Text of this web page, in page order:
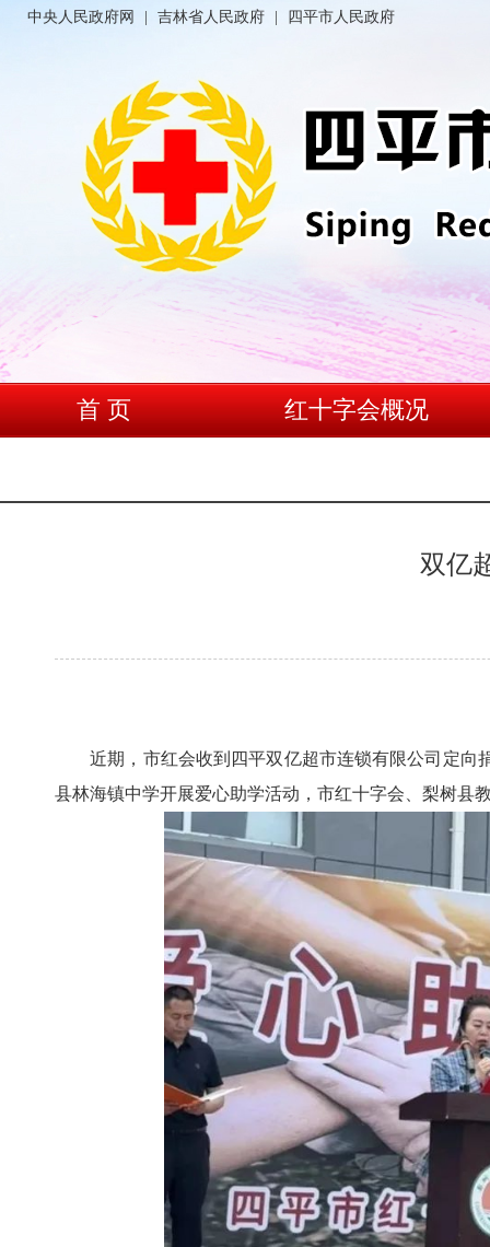
中央人民政府网 吉林省人民政府 四平市人民政府
首 页 红十字会概况
双亿
近期，市红会收到四平双亿超市连锁有限公司定向
县林海镇中学开展爱心助学活动，市红十字会、梨树县